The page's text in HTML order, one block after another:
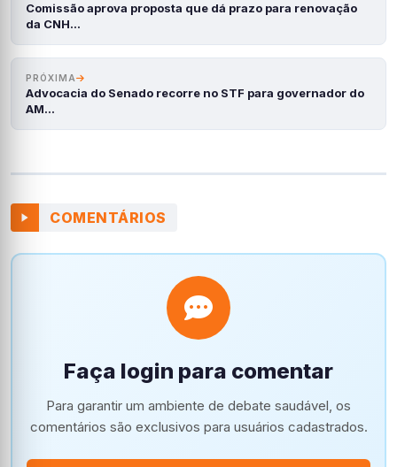
Comissão aprova proposta que dá prazo para renovação
da CNH…
PRÓXIMA
Advocacia do Senado recorre no STF para governador do
AM…
COMENTÁRIOS
Faça login para comentar
Para garantir um ambiente de debate saudável, os
comentários são exclusivos para usuários cadastrados.